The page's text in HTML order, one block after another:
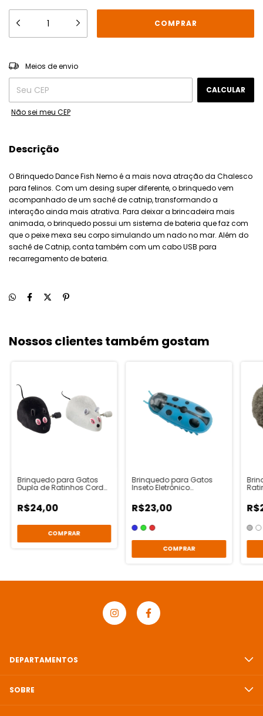
Entregas para o CEP:
Meios de envio
CALCULAR
Não sei meu CEP
Descrição
O Brinquedo Dance Fish Nemo é a mais nova atração da Chalesco
para felinos. Com um desing super diferente, o brinquedo vem
acompanhado de um sachê de catnip, transformando a
interação ainda mais atrativa. Para deixar a brincadeira mais
animada, o brinquedo possui um sistema de bateria que faz com
que o peixe mexa seu corpo simulando um nado no mar. Além do
sachê de Catnip, conta também com um cabo USB para
recarregamento de bateria.
Nossos clientes também gostam
Brinquedo para Gatos
Dupla de Ratinhos Corda
R$24,00
Brinquedo para Gatos
Inseto Eletrônico
R$23,00
COMPRAR
DEPARTAMENTOS
SOBRE